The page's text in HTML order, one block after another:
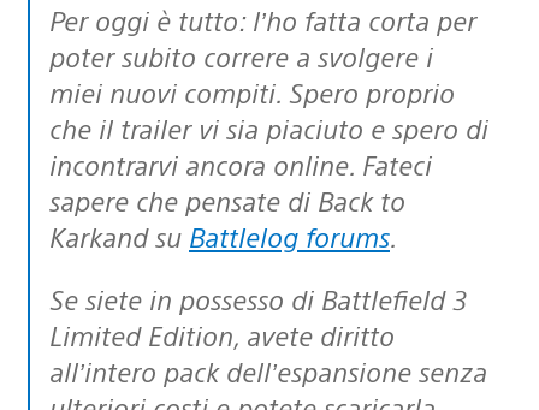
Per oggi è tutto: l’ho fatta corta per
poter subito correre a svolgere i
miei nuovi compiti. Spero proprio
che il trailer vi sia piaciuto e spero di
incontrarvi ancora online. Fateci
sapere che pensate di Back to
Karkand su Battlelog forums.
Se siete in possesso di Battlefield 3
Limited Edition, avete diritto
all’intero pack dell’espansione senza